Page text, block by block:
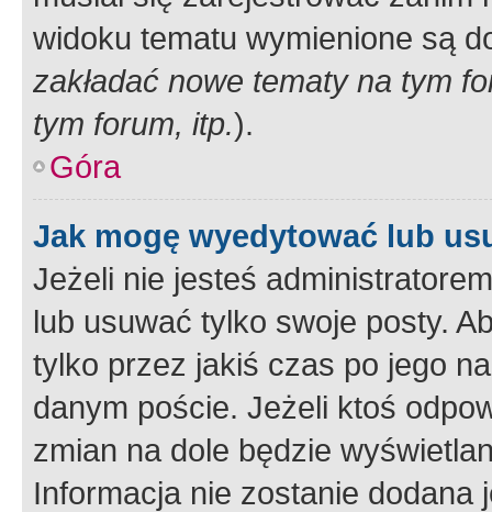
widoku tematu wymienione są
zakładać nowe tematy na tym
tym forum, itp.).
Góra
Jak mogę wyedytować lub
Jeżeli nie jesteś
lub usuwać tylko swoje posty.
tylko przez jakiś czas po jego
danym poście. Jeżeli ktoś
zmian na dole będzie
Informacja nie zostanie dodana